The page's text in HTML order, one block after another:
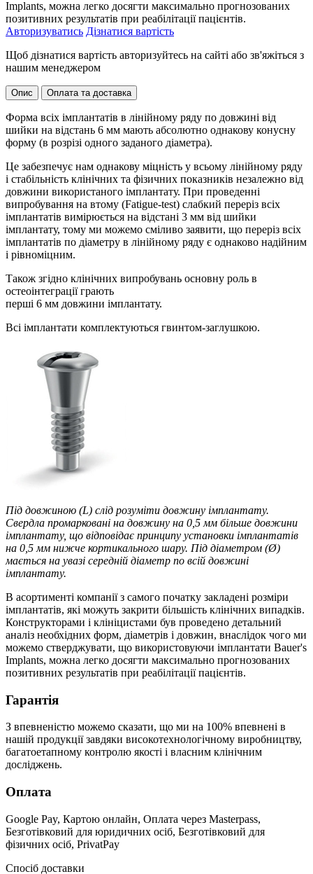
Implants, можна легко досягти максимально прогнозованих
позитивних результатів при реабілітації пацієнтів.
Авторизуватись Дізнатися вартість
Щоб дізнатися вартість авторизуйтесь на сайті або зв'яжіться з
нашим менеджером
Опис Оплата та доставка
Форма всіх імплантатів в лінійному ряду по довжині від
шийки на відстань 6 мм мають абсолютно однакову конусну
форму (в розрізі одного заданого діаметра).
Це забезпечує нам однакову міцність у всьому лінійному ряду
і стабільність клінічних та фізичних показників незалежно від
довжини використаного імплантату. При проведенні
випробування на втому (Fatigue-test) слабкий переріз всіх
імплантатів вимірюється на відстані 3 мм від шийки
імплантату, тому ми можемо сміливо заявити, що переріз всіх
імплантатів по діаметру в лінійному ряду є однаково надійним
і рівноміцним.
Також згідно клінічних випробувань основну роль в
остеоінтеграції грають
перші 6 мм довжини імплантату.
Всі імплантати комплектуються гвинтом-заглушкою.
Під довжиною (L) слід розуміти довжину імплантату.
Свердла промарковані на довжину на 0,5 мм більше довжини
імплантату, що відповідає принципу установки імплантатів
на 0,5 мм нижче кортикального шару. Під діаметром (Ø)
мається на увазі середній діаметр по всій довжині
імплантату.
В асортименті компанії з самого початку закладені розміри
імплантатів, які можуть закрити більшість клінічних випадків.
Конструкторами і клініцистами був проведено детальний
аналіз необхідних форм, діаметрів і довжин, внаслідок чого ми
можемо стверджувати, що використовуючи імплантати Bauer's
Implants, можна легко досягти максимально прогнозованих
позитивних результатів при реабілітації пацієнтів.
Гарантія
З впевненістю можемо сказати, що ми на 100% впевнені в
нашій продукції завдяки високотехнологічному виробництву,
багатоетапному контролю якості і власним клінічним
досліджень.
Оплата
Google Pay, Картою онлайн, Оплата через Masterpass,
Безготівковий для юридичних осіб, Безготівковий для
фізичних осіб, PrivatPay
Спосіб доставки